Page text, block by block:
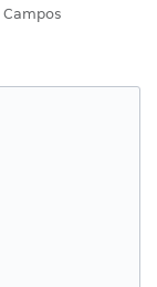
Campos